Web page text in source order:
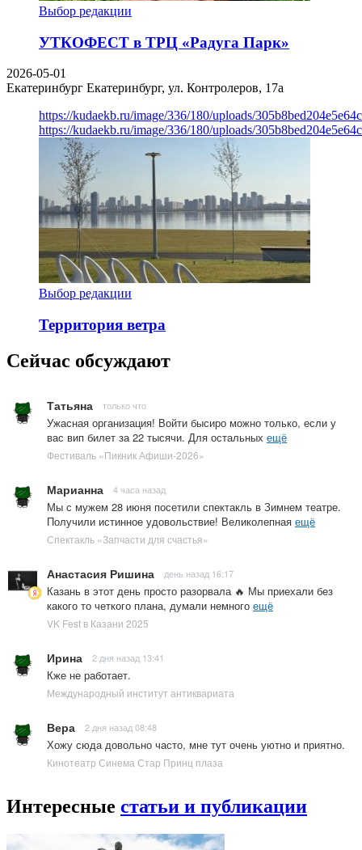
Выбор редакции
УТКОФЕСТ в ТРЦ «Радуга Парк»
2026-05-01
Екатеринбург Екатеринбург, ул. Контролеров, 17а
https://kudaekb.ru/image/336/180/uploads/
https://kudaekb.ru/image/336/180/uploads/
Выбор редакции
Территория ветра
Сейчас обсуждают
Татьяна только что
Ужасная организация! Войти бысиро можно только, если у
вас вип билет за 22 тысячи. Для остальных ещё
Фестиваль «Пикник Афиши-2026»
Марианна 4 часа назад
Мы с мужем 28 июня посетили спектакль в Зимнем театре.
Получили истинное удовольствие! Великолепная ещё
Спектакль «Запчасти для счастья»
Анастасия Ришина день назад 16:17
Казань в этот день просто разорвала 🔥 Мы приехали без
какого то четкого плана, думали немного ещё
VK Fest в Казани 2025
Ирина 2 дня назад 13:41
Кже не работает.
Международный институт антиквариата
Вера 2 дня назад 08:48
Хожу сюда довольно часто, мне тут очень уютно и приятно.
Кинотеатр Синема Стар Принц плаза
Интересные статьи и публикации